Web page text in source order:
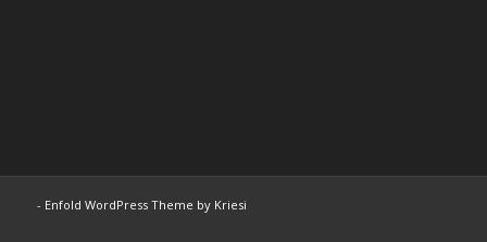
- Enfold WordPress Theme by Kriesi